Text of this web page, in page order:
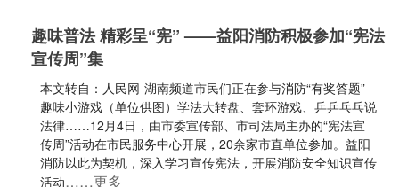
趣味普法 精彩呈“宪” ——益阳消防积极参加“宪法
宣传周”集
本文转自：人民网-湖南频道市民们正在参与消防“有奖答题”
趣味小游戏（单位供图）学法大转盘、套环游戏、乒乒乓乓说
法律……12月4日，由市委宣传部、市司法局主办的“宪法宣
传周”活动在市民服务中心开展，20余家市直单位参加。益阳
消防以此为契机，深入学习宣传宪法，开展消防安全知识宣传
活动……更多